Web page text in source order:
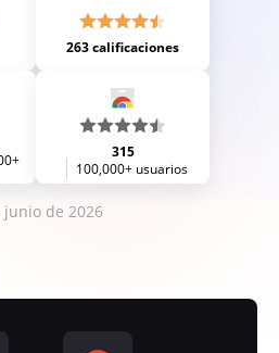
263 calificaciones
315
100,000+ usuarios
junio de 2026